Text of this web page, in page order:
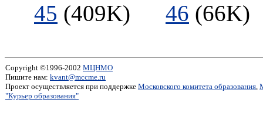
45 (409K) 46
Copyright ©1996-2002 МЦНМО
Пишите нам: kvant@mccme.ru
Проект осуществляется при поддержке Московского комитета образования,
"Курьер образования"